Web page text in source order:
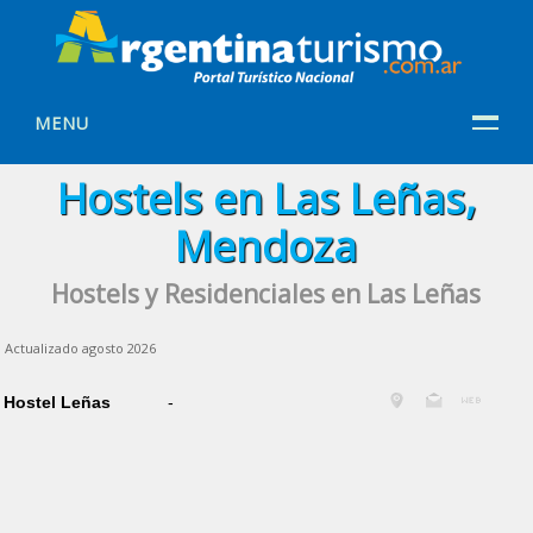
MENU
Hostels en Las Leñas,
Mendoza
Hostels y Residenciales en Las Leñas
Actualizado agosto 2026
Hostel Leñas -